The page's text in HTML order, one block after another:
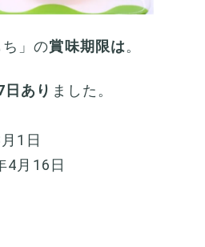
」の賞味期限は。
あり ました。
1日
4月16日